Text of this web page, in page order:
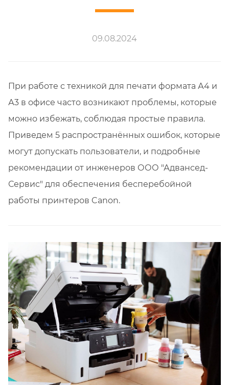
09.08.2024
При работе с техникой для печати формата А4 и
А3 в офисе часто возникают проблемы, которые
можно избежать, соблюдая простые правила.
Приведем 5 распространённых ошибок, которые
могут допускать пользователи, и подробные
рекомендации от инженеров ООО "Адвансед-
Сервис" для обеспечения бесперебойной
работы принтеров Canon.